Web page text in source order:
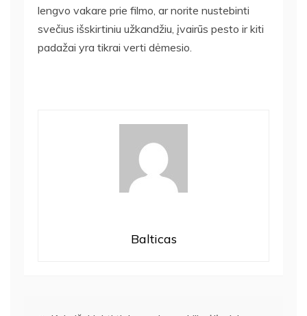
lengvo vakare prie filmo, ar norite nustebinti
svečius išskirtiniu užkandžiu, įvairūs pesto ir kiti
padažai yra tikrai verti dėmesio.
Balticas